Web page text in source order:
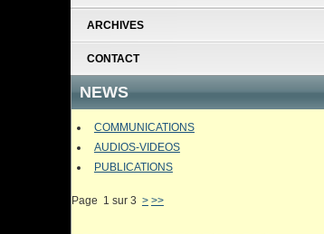
ARCHIVES
CONTACT
NEWS
COMMUNICATIONS
AUDIOS-VIDEOS
PUBLICATIONS
Page 1 sur 3 > >>